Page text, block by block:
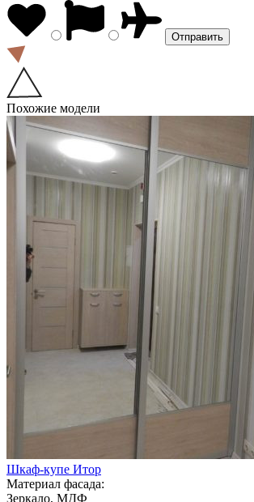
Похожие модели
Шкаф-купе Итор
Материал фасада:
Зеркало, МДФ